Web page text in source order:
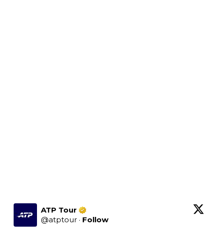
ATP Tour
@atptour · Follow